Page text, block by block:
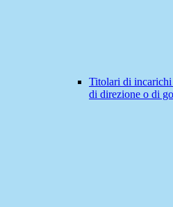
Titolari di
di direzione o di